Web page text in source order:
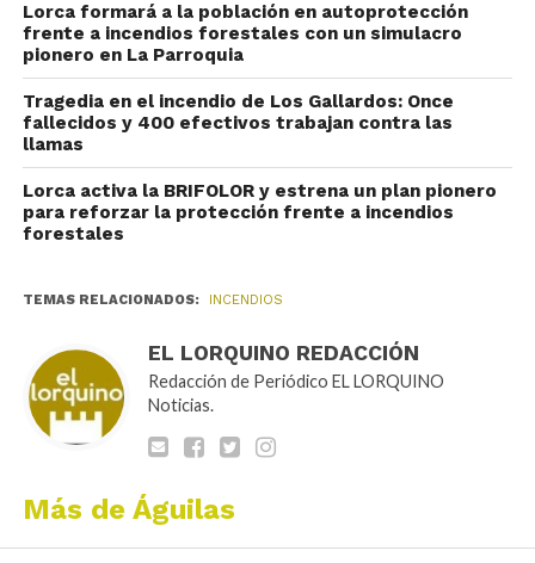
Lorca formará a la población en autoprotección
frente a incendios forestales con un simulacro
pionero en La Parroquia
Tragedia en el incendio de Los Gallardos: Once
fallecidos y 400 efectivos trabajan contra las
llamas
Lorca activa la BRIFOLOR y estrena un plan pionero
para reforzar la protección frente a incendios
forestales
TEMAS RELACIONADOS: INCENDIOS
EL LORQUINO REDACCIÓN
Redacción de Periódico EL LORQUINO
Noticias.
Más de Águilas